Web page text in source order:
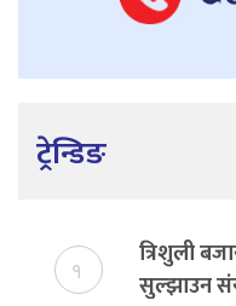
ट्रेन्डिङ
१
त्रिशुली
सुल्झाउन